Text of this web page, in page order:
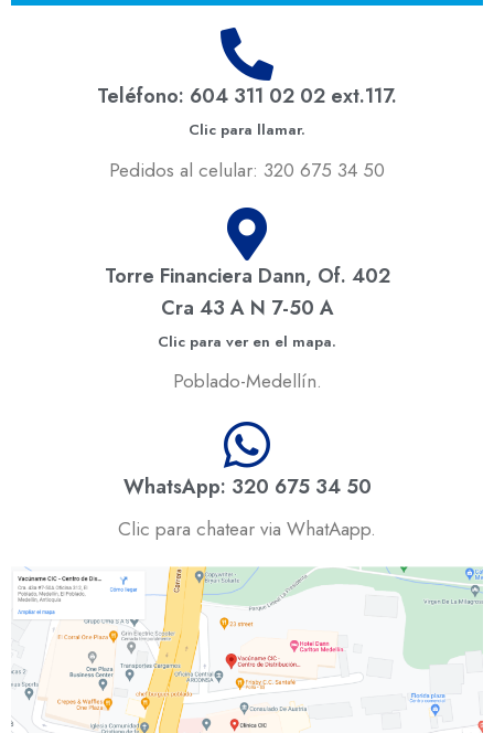
Teléfono: 604 311 02 02 ext.117.
Clic para llamar.
Pedidos al celular: 320 675 34 50
Torre Financiera Dann, Of. 402
Cra 43 A N 7-50 A
Clic para ver en el mapa.
Poblado-Medellín.
WhatsApp: 320 675 34 50
Clic para chatear via WhatAapp.